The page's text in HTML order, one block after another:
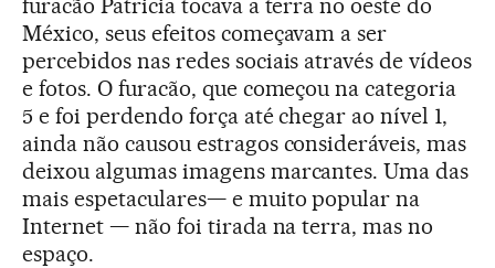
furacão Patricia tocava a terra no oeste do
México, seus efeitos começavam a ser
percebidos nas redes sociais através de vídeos
e fotos. O furacão, que começou na categoria
5 e foi perdendo força até chegar ao nível 1,
ainda não causou estragos consideráveis, mas
deixou algumas imagens marcantes. Uma das
mais espetaculares— e muito popular na
Internet — não foi tirada na terra, mas no
espaço.